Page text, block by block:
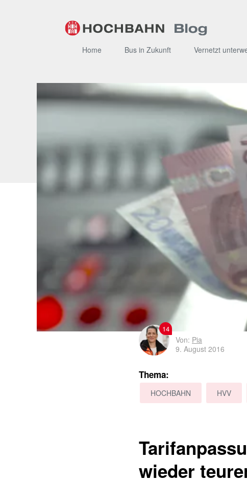
Home Bus in Zukunft Vernetzt
14
Von: Pia
9. August 2016
Thema:
HOCHBAHN HVV
wieder